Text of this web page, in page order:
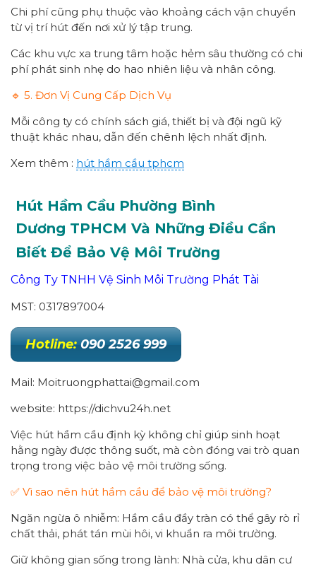
Chi phí cũng phụ thuộc vào khoảng cách vận chuyển
từ vị trí hút đến nơi xử lý tập trung.
Các khu vực xa trung tâm hoặc hẻm sâu thường có chi
phí phát sinh nhẹ do hao nhiên liệu và nhân công.
🔹 5. Đơn Vị Cung Cấp Dịch Vụ
Mỗi công ty có chính sách giá, thiết bị và đội ngũ kỹ
thuật khác nhau, dẫn đến chênh lệch nhất định.
Xem thêm : hút hầm cầu tphcm
Hút Hầm Cầu Phường Bình
Dương TPHCM Và Những Điều Cần
Biết Để Bảo Vệ Môi Trường
Công Ty TNHH Vệ Sinh Môi Trường Phát Tài
MST: 0317897004
Hotline: 090 2526 999
Mail: Moitruongphattai@gmail.com
website: https://dichvu24h.net
Việc hút hầm cầu định kỳ không chỉ giúp sinh hoạt
hằng ngày được thông suốt, mà còn đóng vai trò quan
trọng trong việc bảo vệ môi trường sống.
✅ Vì sao nên hút hầm cầu để bảo vệ môi trường?
Ngăn ngừa ô nhiễm: Hầm cầu đầy tràn có thể gây rò rỉ
chất thải, phát tán mùi hôi, vi khuẩn ra môi trường.
Giữ không gian sống trong lành: Nhà cửa, khu dân cư